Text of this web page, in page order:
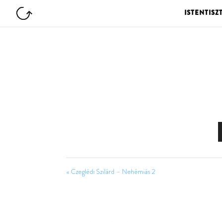
« Czeglédi Szilárd – Nehémiás 2